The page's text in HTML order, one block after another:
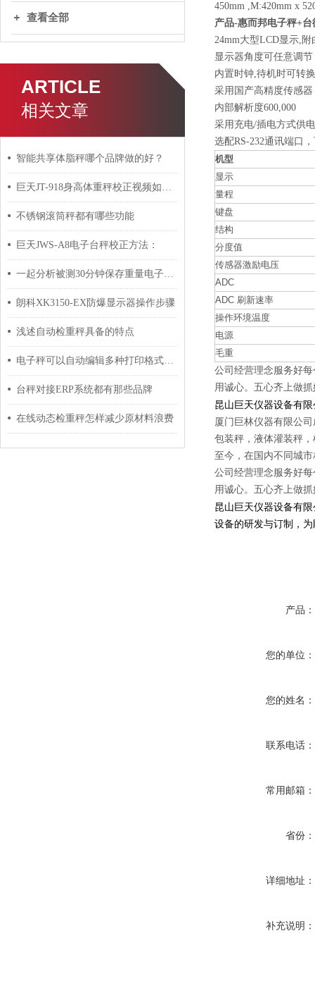
查看全部
ARTICLE
相关文章
智能共享体脂秤哪个品牌做的好？
巨天JT-918身高体重秤校正视频如何操作
不锈钢滚筒秤都有哪些功能
巨天JWS-A8电子台秤校正方法：
一起分析被测30分钟保存重量电子秤的状态和环境条件
朗科XK3150-EX防爆显示器操作步骤
浅述自动检重秤具备的特点
电子秤可以自动编辑多种打印格式信息吗？
台秤对接ERP系统都有那些品牌
在线动态检重秤怎样减少原材料浪费
450mm ,M:420mm x
产品-惠而邦电子秤+
24mm大型LCD显示,
显示器角度可任意调
内置时钟,待机时可转
采用国产高精度传感器
内部解析度600,000
采用充电/插电方式供
选配RS-232通讯端口
机型
显示
量程
键盘
结构
分度值
传感器激励电压
ADC
ADC 刷新速率
操作环境温度
电源
毛重
公司经营理念服务好
用诚心。五心齐上做
昆山巨天仪器设备有
厦门巨林仪器有限公
包装秤，液体灌装秤
至今，在国内不同城
公司经营理念服务好
用诚心。五心齐上做
昆山巨天仪器设备有
设备的研发与订制，
产品：
您的单位：
您的姓名：
联系电话：
常用邮箱：
省份：
详细地址：
补充说明：